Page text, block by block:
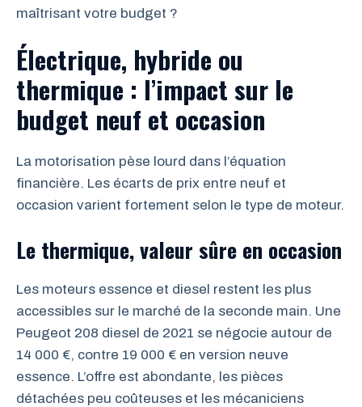
maîtrisant votre budget ?
Électrique, hybride ou
thermique : l’impact sur le
budget neuf et occasion
La motorisation pèse lourd dans l’équation
financière. Les écarts de prix entre neuf et
occasion varient fortement selon le type de moteur.
Le thermique, valeur sûre en occasion
Les moteurs essence et diesel restent les plus
accessibles sur le marché de la seconde main. Une
Peugeot 208 diesel de 2021 se négocie autour de
14 000 €, contre 19 000 € en version neuve
essence. L’offre est abondante, les pièces
détachées peu coûteuses et les mécaniciens